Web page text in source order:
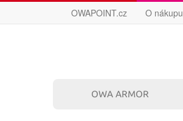
OWAPOINT.cz O nákupu
OWA ARMOR